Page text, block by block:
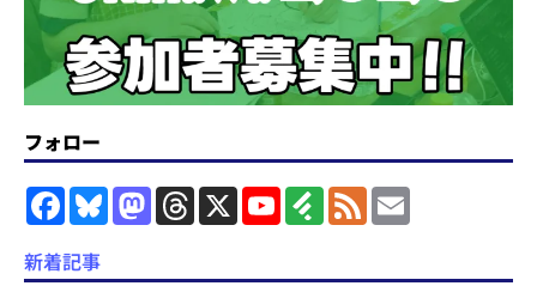
フォロー
F
e
b
B
M
T
X
Y
F
F
新着記事